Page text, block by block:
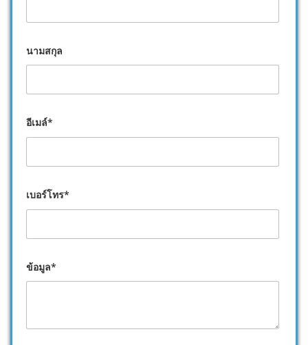
นามสกุล
อีเมล์*
เบอร์โทร*
ข้อมูล*